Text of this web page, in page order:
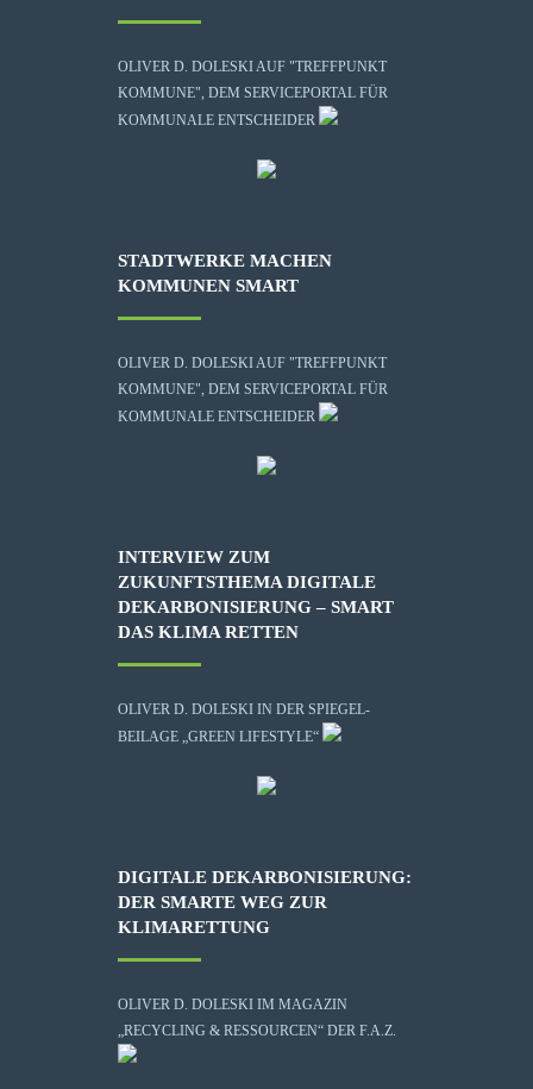
OLIVER D. DOLESKI AUF "TREFFPUNKT
KOMMUNE", DEM SERVICEPORTAL FÜR
KOMMUNALE ENTSCHEIDER
STADTWERKE MACHEN
KOMMUNEN SMART
OLIVER D. DOLESKI AUF "TREFFPUNKT
KOMMUNE", DEM SERVICEPORTAL FÜR
KOMMUNALE ENTSCHEIDER
INTERVIEW ZUM
ZUKUNFTSTHEMA DIGITALE
DEKARBONISIERUNG – SMART
DAS KLIMA RETTEN
OLIVER D. DOLESKI IN DER SPIEGEL-
BEILAGE „GREEN LIFESTYLE“
DIGITALE DEKARBONISIERUNG:
DER SMARTE WEG ZUR
KLIMARETTUNG
OLIVER D. DOLESKI IM MAGAZIN
„RECYCLING & RESSOURCEN“ DER F.A.Z.